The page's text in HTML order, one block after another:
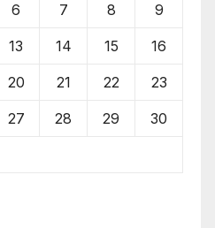
6 7 8 9
13 14 15 16
20 21 22 23
27 28 29 30